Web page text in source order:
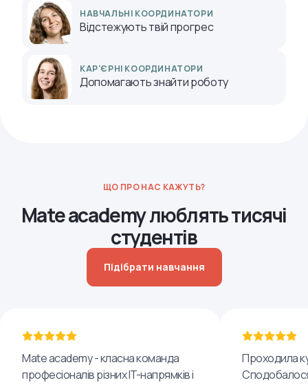
НАВЧАЛЬНІ КООРДИНАТОРИ
Відстежують твій прогрес
КАР'ЄРНІ КООРДИНАТОРИ
Допомагають знайти роботу
ЩО ПРО НАС КАЖУТЬ?
Mate academy люблять тисячі
студентів
Підібрати навчання
Mate academy - класна команда
професіоналів різних IT-напрямків і
Проходила